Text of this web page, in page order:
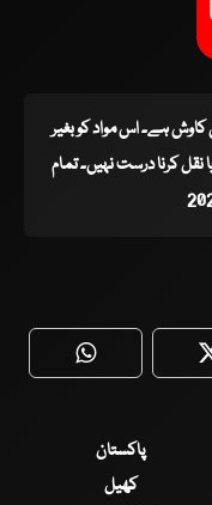
کاوش ہے۔ اس مواد کو بغیر
کرنا درست نہیں۔ تمام
WhatsApp
پاکستان
کھیل